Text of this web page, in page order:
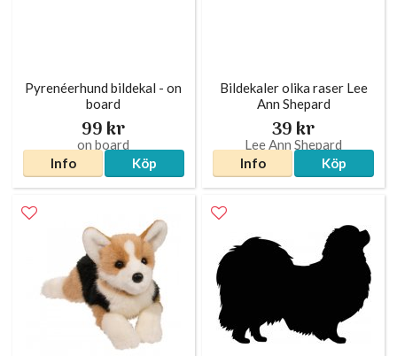
Pyrenéerhund bildekal - on
board
99 kr
Info Köp
Bildekaler olika raser Lee
Ann Shepard
39 kr
Info Köp